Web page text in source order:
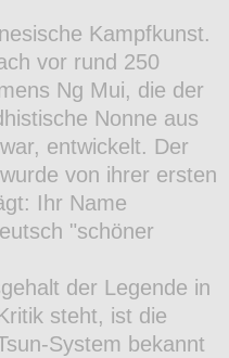
Kampfkunst.
vor rund 250
Ng Mui, die der
Nonne aus
entwickelt. Der
von ihrer ersten
Ihr Name
"schöner
der Legende in
steht, ist die
System bekannt